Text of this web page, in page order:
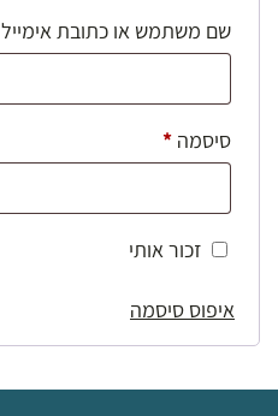
שם משתמש או כתובת אימייל
סיסמה *חובה
זכור אותי
איפוס סיסמה